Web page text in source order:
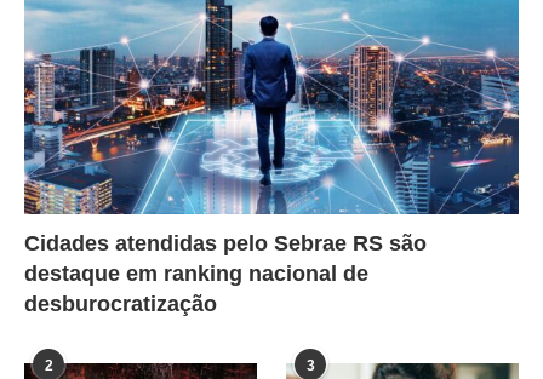
Cidades atendidas pelo Sebrae RS são
destaque em ranking nacional de
desburocratização
2 3